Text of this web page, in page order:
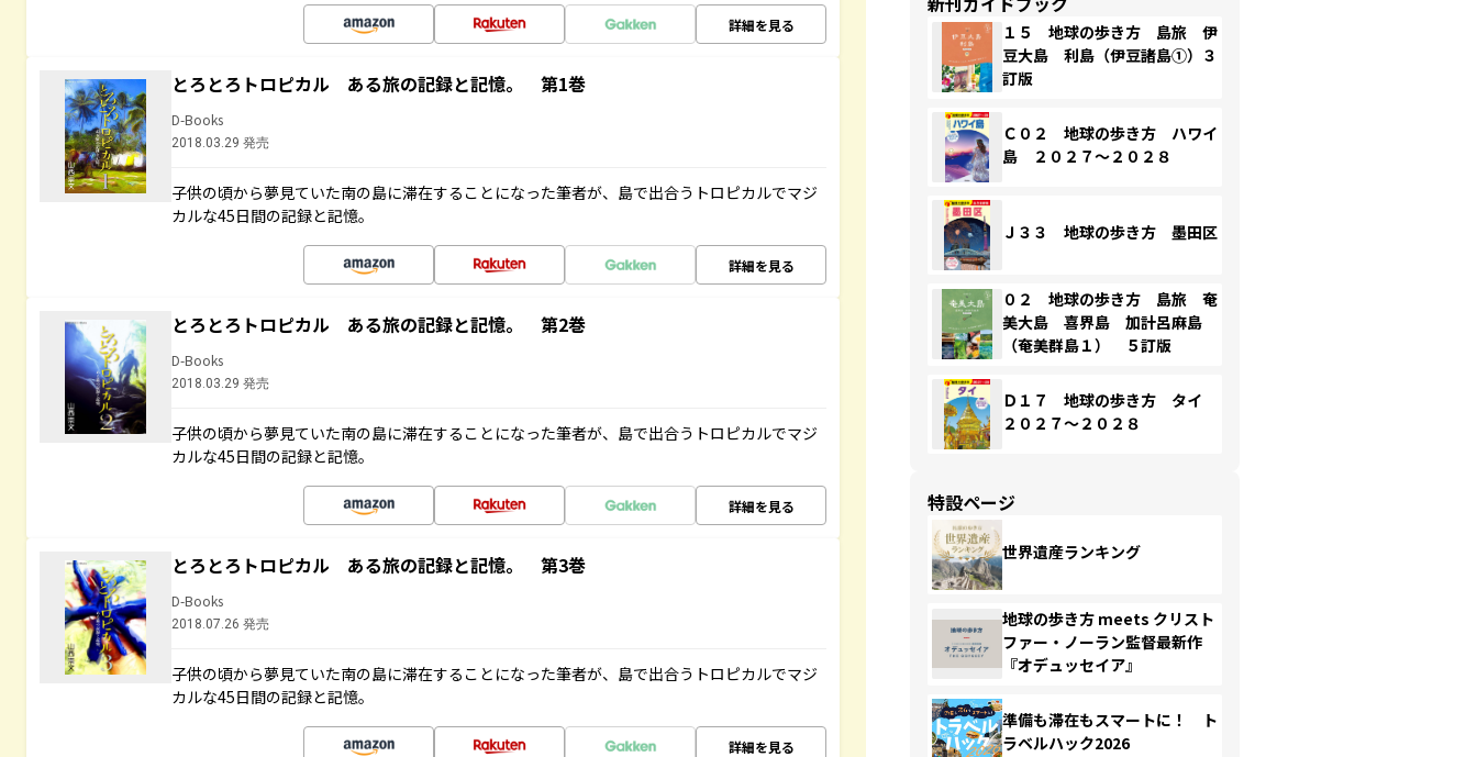
詳細を見る
とろとろトロピカル ある旅の記録と記憶。 第1巻
D-Books
2018.03.29 発売
子供の頃から夢見ていた南の島に滞在することになった筆者が、島で出合うトロピカルでマジ
カルな45日間の記録と記憶。
詳細を見る
とろとろトロピカル ある旅の記録と記憶。 第2巻
D-Books
2018.03.29 発売
子供の頃から夢見ていた南の島に滞在することになった筆者が、島で出合うトロピカルでマジ
カルな45日間の記録と記憶。
詳細を見る
とろとろトロピカル ある旅の記録と記憶。 第3巻
D-Books
2018.07.26 発売
子供の頃から夢見ていた南の島に滞在することになった筆者が、島で出合うトロピカルでマジ
カルな45日間の記録と記憶。
詳細を見る
１５ 地球の歩き方 島旅 伊
豆大島 利島（伊豆諸島①）３
訂版
Ｃ０２ 地球の歩き方 ハワイ
島 ２０２７～２０２８
Ｊ３３ 地球の歩き方 墨田区
０２ 地球の歩き方 島旅 奄
美大島 喜界島 加計呂麻島
（奄美群島１） ５訂版
Ｄ１７ 地球の歩き方 タイ
２０２７～２０２８
特設ページ
世界遺産ランキング
地球の歩き方 meets クリスト
ファー・ノーラン監督最新作
『オデュッセイア』
準備も滞在もスマートに！ ト
ラベルハック2026